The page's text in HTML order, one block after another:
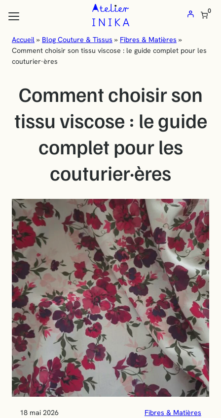
Atelier
Inika
:
Vente
tissus
au
mètre
et
mercerie
ligne
0
flèches haut et bas pour évaluer entrer pour aller à la page
Accueil » Blog Couture & Tissus » Fibres & Matières »
Comment choisir son tissu viscose : le guide complet pour les
couturier·ères
Comment choisir son
tissu viscose : le guide
complet pour les
couturier·ères
18 mai 2026 Fibres & Matières